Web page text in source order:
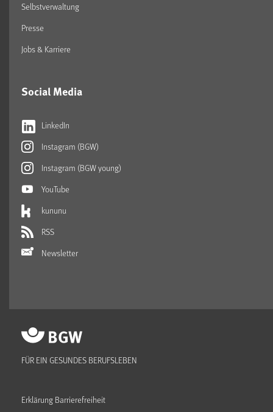
Selbstverwaltung
Presse
Jobs & Karriere
Social Media
LinkedIn
Instagram (BGW)
Instagram (BGW young)
YouTube
kununu
RSS
Newsletter
FÜR EIN GESUNDES BERUFSLEBEN
Erklärung Barrierefreiheit